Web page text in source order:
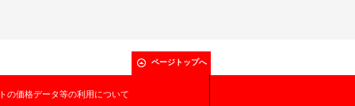
ページトップへ
の価格データ等の利用について